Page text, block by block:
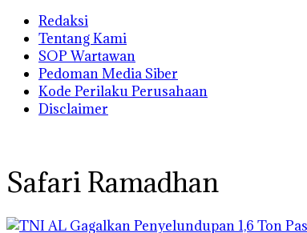
Redaksi
Tentang Kami
SOP Wartawan
Pedoman Media Siber
Kode Perilaku Perusahaan
Disclaimer
Safari Ramadhan